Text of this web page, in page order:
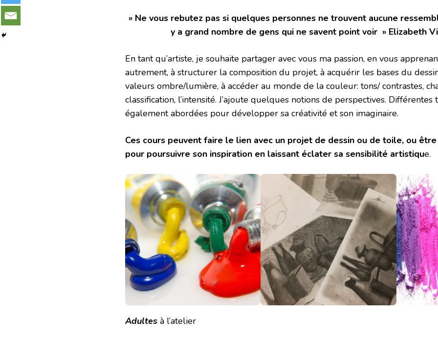
» Ne vous rebutez pas si quelques personnes ne trouvent aucune
y a grand nombre de gens qui ne savent point voir » Elizabeth
En tant qu’artiste, je souhaite partager avec vous ma passion, en vous
autrement, à structurer la composition du projet, à acquérir les bases du
valeurs ombre/lumière, à accéder au monde de la couleur: tons/ contrastes,
classification, l’intensité. J’ajoute quelques notions de perspectives.
également abordées pour développer sa créativité et son imaginaire.
Ces cours peuvent faire le lien avec un projet de dessin ou de toile, ou
pour poursuivre son inspiration en laissant éclater sa sensibilité artistique.
Adultes à l’atelier